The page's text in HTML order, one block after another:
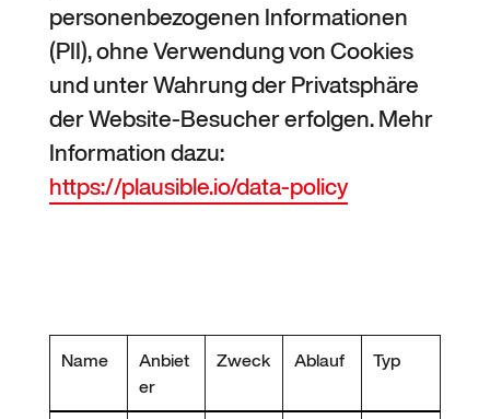
personenbezogenen Informationen
(PII), ohne Verwendung von Cookies
und unter Wahrung der Privatsphäre
der Website-Besucher erfolgen. Mehr
Information dazu:
https://plausible.io/data-policy
Name
Anbiet
er
Zweck Ablauf Typ